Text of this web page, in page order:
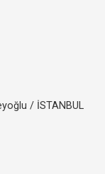
/ İSTANBUL